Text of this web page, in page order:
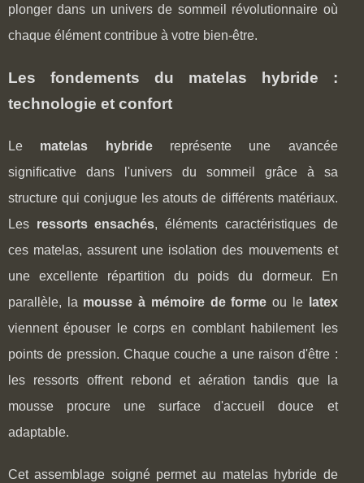
plonger dans un univers de sommeil révolutionnaire où
chaque élément contribue à votre bien-être.
Les fondements du matelas hybride :
technologie et confort
Le matelas hybridereprésente une avancée
significative dans l'univers du sommeil grâce à sa
structure qui conjugue les atouts de différents matériaux.
Les ressorts ensachés, éléments caractéristiques de
ces matelas, assurent une isolation des mouvements et
une excellente répartition du poids du dormeur. En
parallèle, la mousse à mémoire de forme ou le
latex
viennent épouser le corps en comblant habilement les
points de pression. Chaque couche a une raison d'être :
les ressorts offrent rebond et aération tandis que la
mousse procure une surface d'accueil douce et
adaptable.
Cet assemblage soigné permet au matelas hybride de